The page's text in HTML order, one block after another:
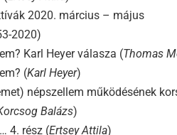
2020. március – május
2020)
Karl Heyer válasza (Thomas
(Karl Heyer)
népszellem működésének
Balázs)
4. rész (Ertsey Attila)